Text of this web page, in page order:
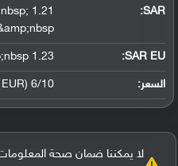
SAR
:
SAR EU:
1.23 W/kg (head) &amp;nbsp; &amp;nbsp;
السعر: 6/10 (About 280 EUR)
لا يمكننا ضمان صحة